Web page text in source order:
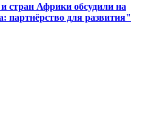
стран Африки обсудили на
партнёрство для развития"